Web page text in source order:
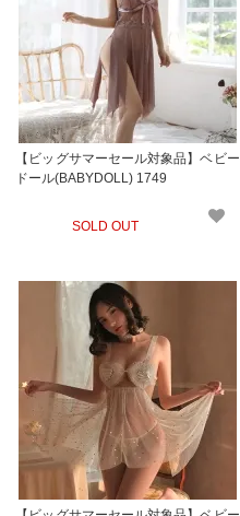
【ビッグサマーセール対象品】ベビー
ドール(BABYDOLL) 1749
SOLD OUT